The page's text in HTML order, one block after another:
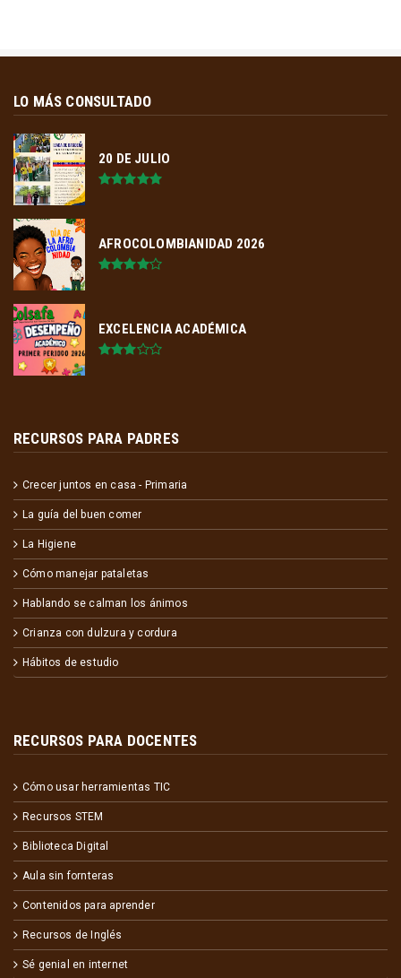
LO MÁS CONSULTADO
20 DE JULIO
AFROCOLOMBIANIDAD 2026
EXCELENCIA ACADÉMICA
RECURSOS PARA PADRES
Crecer juntos en casa - Primaria
La guía del buen comer
La Higiene
Cómo manejar pataletas
Hablando se calman los ánimos
Crianza con dulzura y cordura
Hábitos de estudio
RECURSOS PARA DOCENTES
Cómo usar herramientas TIC
Recursos STEM
Biblioteca Digital
Aula sin fornteras
Contenidos para aprender
Recursos de Inglés
Sé genial en internet